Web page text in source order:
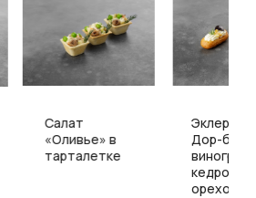
Салат
«Оливье» в
тарталетке
Эклер с
Дор-блю,
кедровым
орехом